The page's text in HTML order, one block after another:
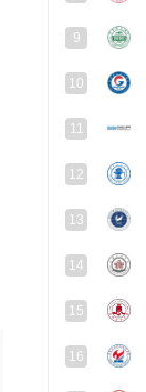
9
10
11
12
13
14
15
16